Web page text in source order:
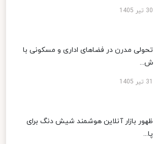
30 تیر 1405
تحولی مدرن در فضاهای اداری و مسکونی با
ش...
ظهور بازار آنلاین هوشمند شیش دنگ برای
پا...